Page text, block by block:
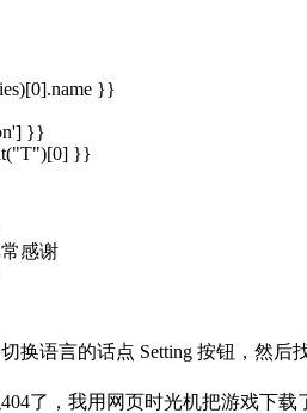
}}
}}
}}
感谢
换语言的话点 Setting 按钮，然后
了，我用网页时光机把游戏下载